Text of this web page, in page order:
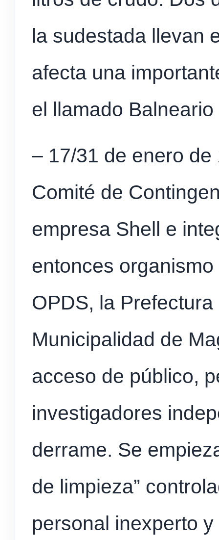
la sudestada llevan
afecta una
el llamado
– 17/31 de enero
Comité de
empresa Shell e
entonces
OPDS, la
Municipalidad de
acceso de público,
investigadores
derrame. Se
de limpieza”
personal inexperto